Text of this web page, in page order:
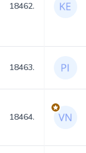
18462.
18463.
18464.